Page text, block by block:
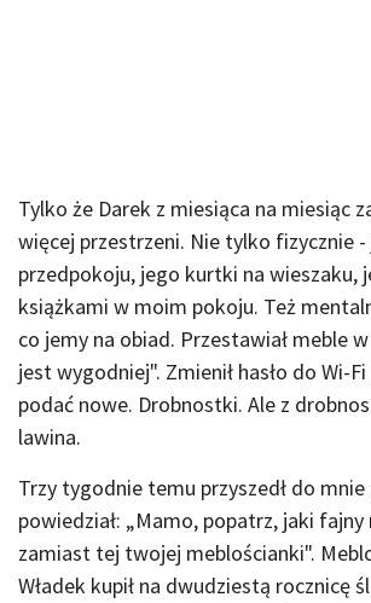
Tylko że Darek z miesiąca na miesiąc
więcej przestrzeni. Nie tylko fizycznie
przedpokoju, jego kurtki na wieszaku,
książkami w moim pokoju. Też
co jemy na obiad. Przestawiał meble
jest wygodniej". Zmienił hasło do Wi-
podać nowe. Drobnostki. Ale z
lawina.
Trzy tygodnie temu przyszedł do
powiedział: „Mamo, popatrz, jaki fajny
zamiast tej twojej meblościanki".
Władek kupił na dwudziestą rocznicę